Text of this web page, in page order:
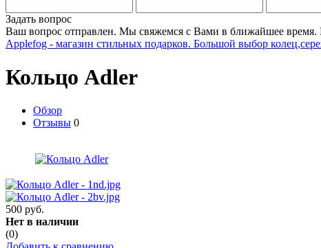
Задать вопрос
Ваш вопрос отправлен. Мы свяжемся с Вами в ближайшее время.
Applefog - магазин стильных подарков. Большой выбор
Кольцо Adler
Обзор
Отзывы 0
500 руб.
Нет в наличии
(0)